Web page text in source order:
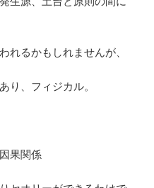
れるかもしれませんが、
り、フィジカル。
果関係